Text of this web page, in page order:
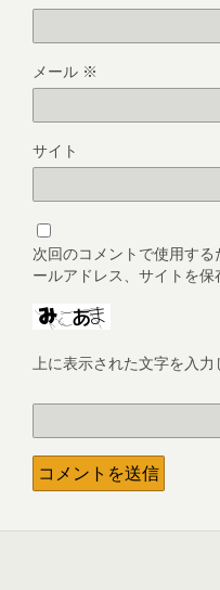
メール ※
サイト
次回のコメントで使用す
ールアドレス、サイトを保
上に表示された文字を入力